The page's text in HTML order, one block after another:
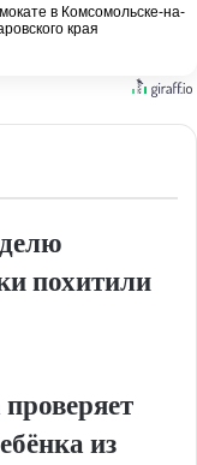
в Комсомольске-на-
края
похитили
из